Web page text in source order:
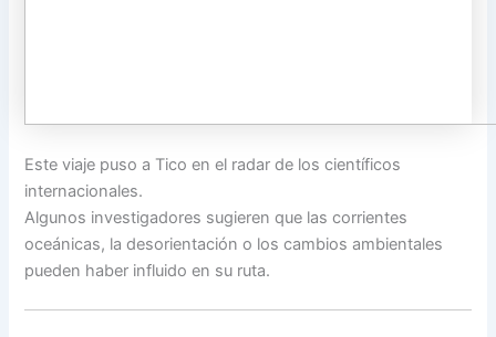
Este viaje puso a Tico en el radar de los científicos
internacionales.
Algunos investigadores sugieren que las corrientes
oceánicas, la desorientación o los cambios ambientales
pueden haber influido en su ruta.